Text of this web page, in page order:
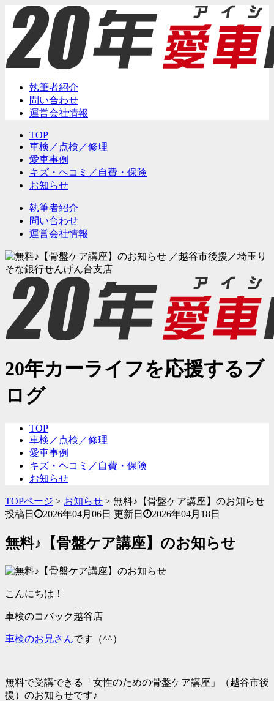
執筆者紹介
問い合わせ
運営会社情報
TOP
車検／点検／修理
愛車事例
キズ・ヘコミ／自費・保険
お知らせ
執筆者紹介
問い合わせ
運営会社情報
20年カーライフを応援するブ
ログ
TOP
車検／点検／修理
愛車事例
キズ・ヘコミ／自費・保険
お知らせ
TOPページ > お知らせ > 無料♪【骨盤ケア講座】のお知らせ
投稿日
2026年04月06日 更新日 2026年04月18日
無料♪【骨盤ケア講座】のお知らせ
こんにちは！
車検のコバック越谷店
車検のお兄さんです（^^）
無料で受講できる「女性のための骨盤ケア講座」（越谷市後
援）のお知らせです♪